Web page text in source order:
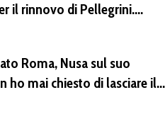
il rinnovo di Pellegrini.
di un solo anno
Roma, Nusa sul suo
ho mai chiesto di lasciare il
ancora al lavoro